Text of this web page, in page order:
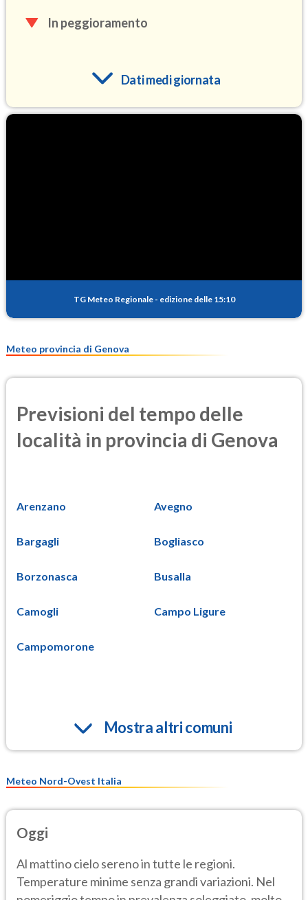
In peggioramento
Dati medi giornata
PM25
TG Meteo Regionale - edizione delle 15:10
Meteo provincia di Genova
Previsioni del tempo delle
località in provincia di Genova
Arenzano Avegno
Bargagli Bogliasco
Borzonasca Busalla
Camogli Campo Ligure
Campomorone
Mostra altri comuni
Meteo Nord-Ovest Italia
Oggi
Al mattino cielo sereno in tutte le regioni.
Temperature minime senza grandi variazioni. Nel